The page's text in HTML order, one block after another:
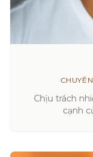
Chịu trách
cạnh